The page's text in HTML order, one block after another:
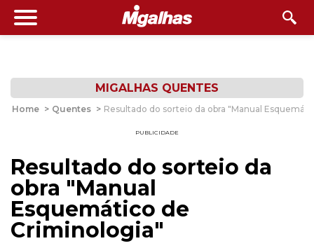
MIGALHAS QUENTES
Home > Quentes > Resultado do sorteio da obra "Manual
PUBLICIDADE
Resultado do sorteio da
obra "Manual
Esquemático de
Criminologia"